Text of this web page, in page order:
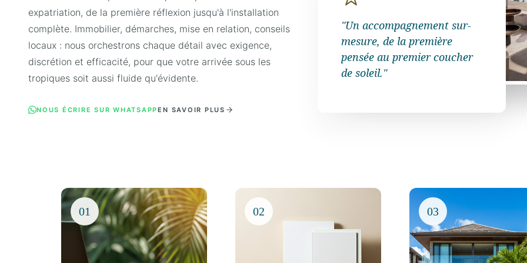
expatriation, de la première réflexion jusqu'à l'installation
complète. Immobilier, démarches, mise en relation, conseils
locaux : nous orchestrons chaque détail avec exigence,
discrétion et efficacité, pour que votre arrivée sous les
tropiques soit aussi fluide qu'évidente.
NOUS ÉCRIRE SUR WHATSAPPEN SAVOIR PLUS
"Un accompagnement sur-
mesure, de la première
pensée au premier coucher
de soleil."
01 02 03